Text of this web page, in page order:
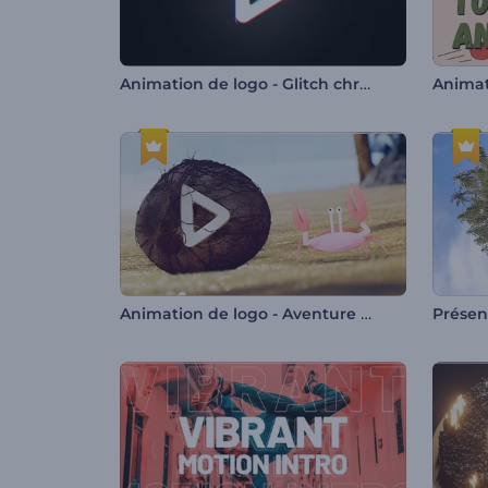
Animation de logo - Glitch chromatique
Animation de logo - Aventure tropicale